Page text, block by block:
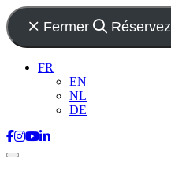
Fermer Réservez
FR
EN
NL
DE